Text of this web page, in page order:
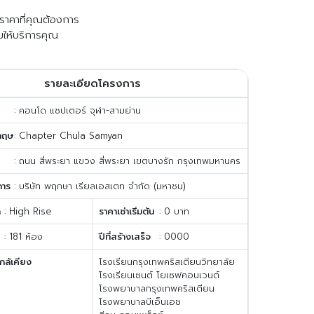
าคาที่คุณต้องการ
ห้บริการคุณ
รายละเอียดโครงการ
: คอนโด แชปเตอร์ จุฬา-สามย่าน
ษ: Chapter Chula Samyan
: ถนน สี่พระยา แขวง สี่พระยา เขตบางรัก กรุงเทพมหานคร
ร : บริษัท พฤกษา เรียลเอสเตท จำกัด (มหาชน)
: High Rise ราคาเช่าเริ่มต้น : 0 บาท
: 181 ห้อง
ปีที่สร้างเสร็จ
: 0000
ล้เคียง
โรงเรียนกรุงเทพคริสเตียนวิทยาลัย
โรงเรียนเซนต์ โยเซฟคอนเวนต์
โรงพยาบาลกรุงเทพคริสเตียน
โรงพยาบาลบีเอ็นเอช